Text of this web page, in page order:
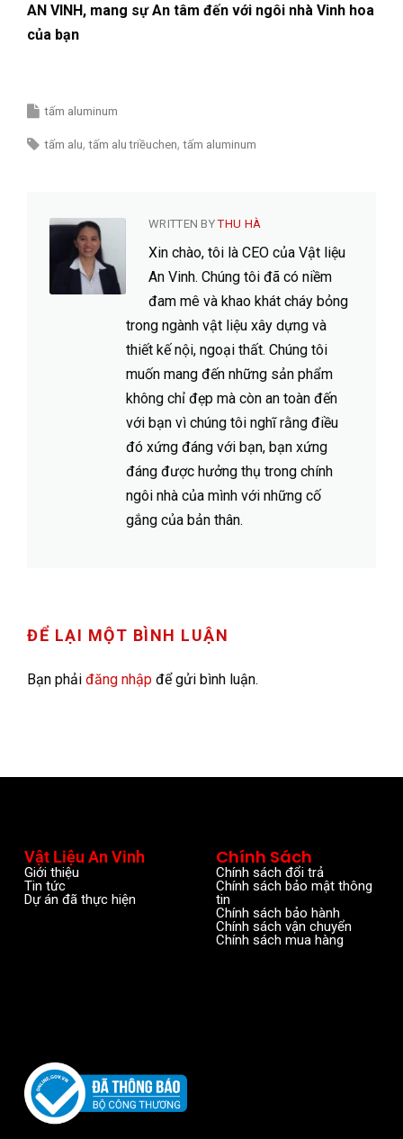
AN VINH, mang sự An tâm đến với ngôi nhà Vinh hoa
của bạn
tấm aluminum
tấm alu tấm alu triềuchen tấm aluminum
WRITTEN BYTHU HÀ
Xin chào, tôi là CEO của Vật liệu
An Vinh. Chúng tôi đã có niềm
đam mê và khao khát cháy bỏng
trong ngành vật liệu xây dựng và
thiết kế nội, ngoại thất. Chúng tôi
muốn mang đến những sản phẩm
không chỉ đẹp mà còn an toàn đến
với bạn vì chúng tôi nghĩ rằng điều
đó xứng đáng với bạn, bạn xứng
đáng được hưởng thụ trong chính
ngôi nhà của mình với những cố
gắng của bản thân.
ĐỂ LẠI MỘT BÌNH LUẬN
Bạn phải đăng nhập để gửi bình luận.
Vật Liệu An Vinh
Giới thiệu
Tin tức
Dự án đã thực hiện
Chính Sách
Chính sách đổi trả
Chính sách bảo mật thông
tin
Chính sách bảo hành
Chính sách vận chuyển
Chính sách mua hàng